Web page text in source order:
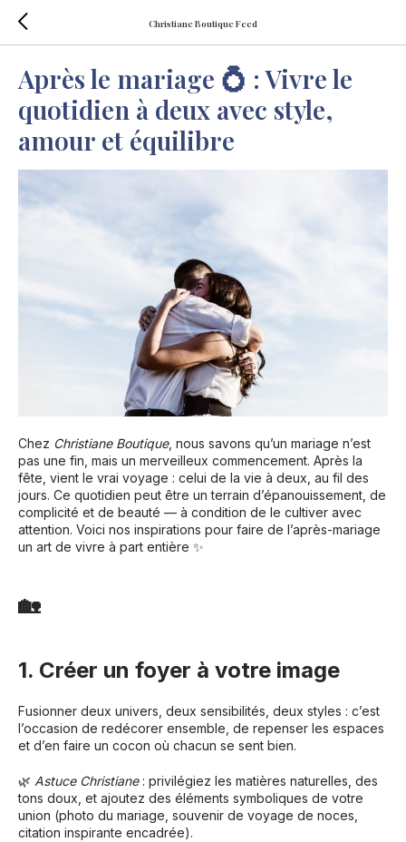
Christiane Boutique Feed
Après le mariage 💍 : Vivre le
quotidien à deux avec style,
amour et équilibre
Chez Christiane Boutique, nous savons qu’un mariage n’est
pas une fin, mais un merveilleux commencement. Après la
fête, vient le vrai voyage : celui de la vie à deux, au fil des
jours. Ce quotidien peut être un terrain d’épanouissement, de
complicité et de beauté — à condition de le cultiver avec
attention. Voici nos inspirations pour faire de l’après-mariage
un art de vivre à part entière ✨
🏡
1. Créer un foyer à votre image
Fusionner deux univers, deux sensibilités, deux styles : c’est
l’occasion de redécorer ensemble, de repenser les espaces
et d’en faire un cocon où chacun se sent bien.
🌿 Astuce Christiane: privilégiez les matières naturelles, des
tons doux, et ajoutez des éléments symboliques de votre
union (photo du mariage, souvenir de voyage de noces,
citation inspirante encadrée).